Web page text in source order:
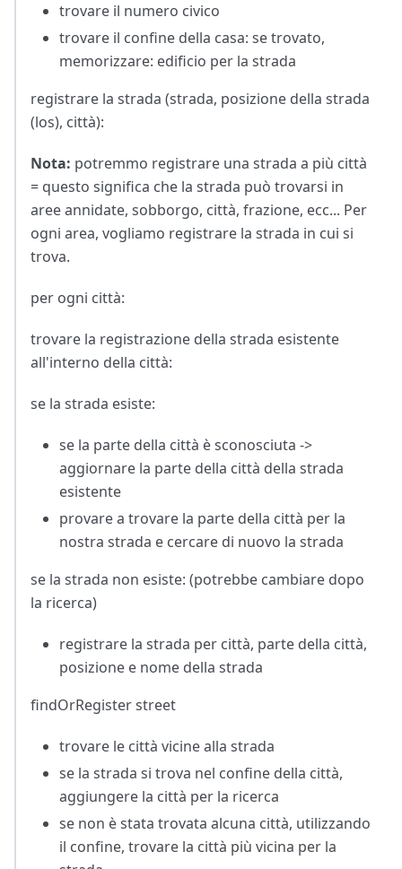
trovare il numero civico
trovare il confine della casa: se trovato,
memorizzare: edificio per la strada
registrare la strada (strada, posizione della strada
(los), città):
Nota: potremmo registrare una strada a più città
= questo significa che la strada può trovarsi in
aree annidate, sobborgo, città, frazione, ecc... Per
ogni area, vogliamo registrare la strada in cui si
trova.
per ogni città:
trovare la registrazione della strada esistente
all'interno della città:
se la strada esiste:
se la parte della città è sconosciuta ->
aggiornare la parte della città della strada
esistente
provare a trovare la parte della città per la
nostra strada e cercare di nuovo la strada
se la strada non esiste: (potrebbe cambiare dopo
la ricerca)
registrare la strada per città, parte della città,
posizione e nome della strada
findOrRegister street
trovare le città vicine alla strada
se la strada si trova nel confine della città,
aggiungere la città per la ricerca
se non è stata trovata alcuna città, utilizzando
il confine, trovare la città più vicina per la